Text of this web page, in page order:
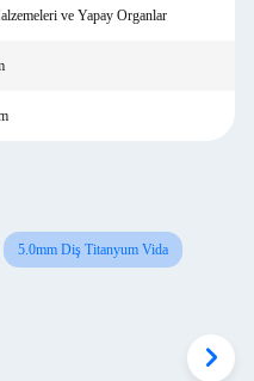
ve Yapay Organlar
5.0mm Diş Titanyum Vida